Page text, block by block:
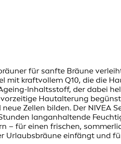
für sanfte Bräune
kraftvollem Q10, die die
Inhaltsstoff, der dabei
Hautalterung
Zellen bilden. Der
langanhaltende
für einen frischen,
Urlaubsbräune einfängt und